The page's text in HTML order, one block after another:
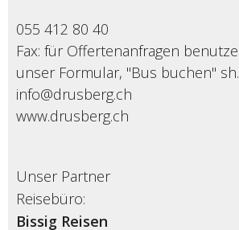
055 412 80 40
Fax: für Offertenanfragen
unser Formular, "Bus buchen"
info@drusberg.ch
www.drusberg.ch
Unser Partner
Reisebüro:
Bissig Reisen